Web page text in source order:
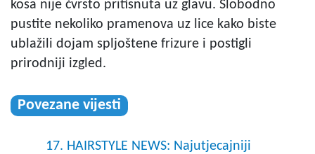
kosa nije čvrsto pritisnuta uz glavu. Slobodno
pustite nekoliko pramenova uz lice kako biste
ublažili dojam spljoštene frizure i postigli
prirodniji izgled.
Povezane vijesti
17. HAIRSTYLE NEWS: Najutjecajniji